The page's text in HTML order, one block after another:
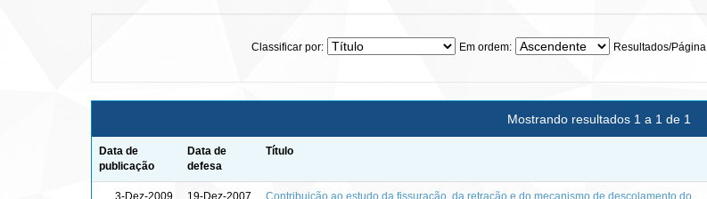
Classificar por: Em ordem: Resultados/Página
Mostrando resultados 1 a 1 de 1
Data de
publicação
Data de
defesa
Título
3-Dez-2009 19-Dez-2007
Contribuição ao estudo da fissuração, da retração e do mecanismo de descolamento do